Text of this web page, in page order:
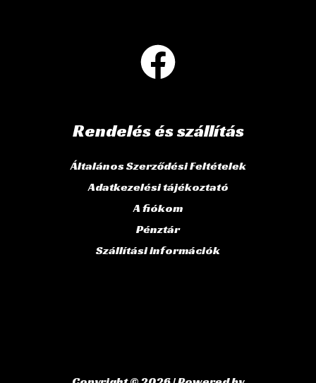
Rendelés és szállítás
Általános Szerződési Feltételek
Adatkezelési tájékoztató
A fiókom
Pénztár
Szállítási információk